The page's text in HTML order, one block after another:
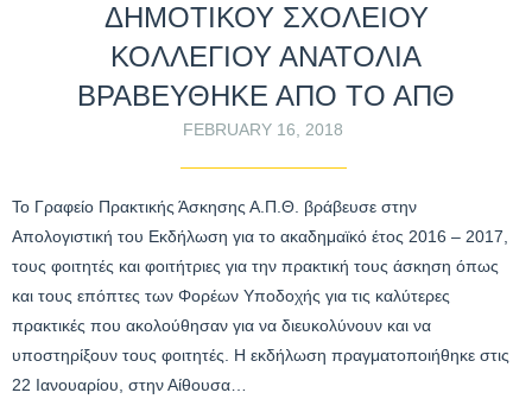
ΔΗΜΟΤΙΚΟΥ ΣΧΟΛΕΙΟΥ
ΚΟΛΛΕΓΙΟΥ ΑΝΑΤΟΛΙΑ
ΒΡΑΒΕΥΘΗΚΕ ΑΠΟ ΤΟ ΑΠΘ
FEBRUARY 16, 2018
Το Γραφείο Πρακτικής Άσκησης Α.Π.Θ. βράβευσε στην
Απολογιστική του Εκδήλωση για το ακαδημαϊκό έτος 2016 – 2017,
τους φοιτητές και φοιτήτριες για την πρακτική τους άσκηση όπως
και τους επόπτες των Φορέων Υποδοχής για τις καλύτερες
πρακτικές που ακολούθησαν για να διευκολύνουν και να
υποστηρίξουν τους φοιτητές. Η εκδήλωση πραγματοποιήθηκε στις
22 Ιανουαρίου, στην Αίθουσα…